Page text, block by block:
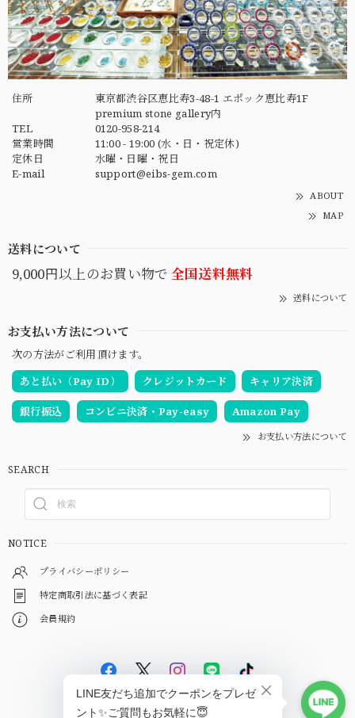
住所
東京都渋谷区恵比寿3-48-1 エポック恵比寿1F
premium stone gallery内
TEL
0120-958-214
営業時間
11:00 - 19:00 (水・日・祝定休)
定休日
水曜・日曜・祝日
E-mail
support@eibs-gem.com
ABOUT
MAP
送料について
9,000円以上のお買い物で 全国送料無料
送料について
お支払い方法について
次の方法がご利用頂けます。
あと払い（Pay ID）
クレジットカード キャリア決済
銀行振込 コンビニ決済・Pay-easy Amazon Pay
お支払い方法について
SEARCH
NOTICE
プライバシーポリシー
特定商取引法に基づく表記
会員規約